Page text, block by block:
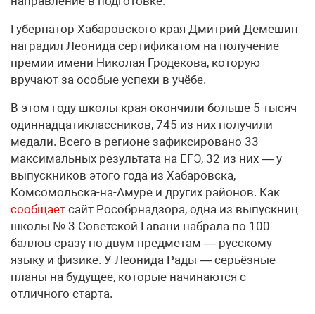
Губернатор Хабаровского края Дмитрий Демешин
наградил Леонида сертификатом на получение
премии имени Николая Гродекова, которую
вручают за особые успехи в учёбе.
В этом году школы края окончили больше 5 тысяч
одиннадцатиклассников, 745 из них получили
медали. Всего в регионе зафиксировано 33
максимальных результата на ЕГЭ, 32 из них — у
выпускников этого года из Хабаровска,
Комсомольска-на-Амуре и других районов. Как
сообщает сайт Рособрнадзора, одна из выпускниц
школы № 3 Советской Гавани набрала по 100
баллов сразу по двум предметам — русскому
языку и физике. У Леонида Рады — серьёзные
планы на будущее, которые начинаются с
отличного старта.